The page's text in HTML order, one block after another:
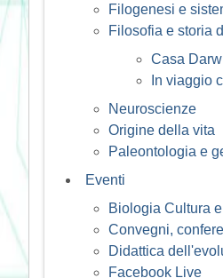
Filogenesi e
Filosofia e storia
Casa
In viaggio
Neuroscienze
Origine della vita
Paleontologia e
Eventi
Biologia Cultura
Convegni,
Didattica
Facebook Live